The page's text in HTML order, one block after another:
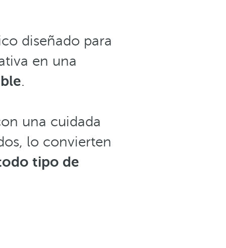
diseñado para
en una
.
una cuidada
lo convierten
tipo de